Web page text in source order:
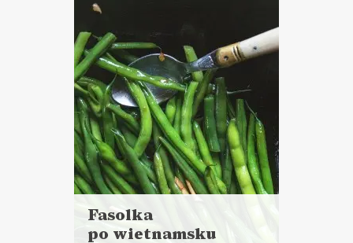
CIASTA I DESERY
WALENTYNKI ?
Fasolka
po wietnamsku